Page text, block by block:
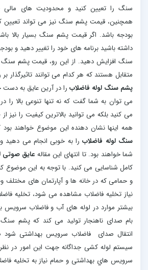
سنگ را تعیین کنید و محدودیت های مالی
همچنین، قیمت پشم سنگ نیز می تواند تعیین
بودجه باشد. اگر قیمت پشم سنگ بسیار بالا
داشته باشید برنامه های خود را تغییر دهید و
سنگ افزایش دهید. از این رو، قیمت پشم سنگ
متقابل هستند که هر کدام می توانند تاثیرگذار
پشم سنگ لوله فاضلاب را در آرین عایق به دست
می توان به شما گفت که نه تنها تنوعی بالا
می کنید بلکه می توانید بالاترین کیفیت را نیز
همه اینها نشان دهنده این موضوع خواهند بود
سنگ لوله فاضلاب را به خوبی انجام می دهید و
شما خواهند بود. تا انتهای این مقاله عایق صوتی
کامل شناسایی می کنید. با توجه به این
و حمامی که در خانه ها و آپارتمان های مختلف
نیاز تخلیه فاضلاب مشاهده می شود، تخلیه
بیشتر موارد در لوله های آب و فاضلاب
بام صدای ناهنجار تولید می کند که پشم سنگ
انتقال صدای فاضلاب سرویس بهداشتی شود
سیستم لوله کشی جداگانه جهت این امور در
سرویس هاي بهداشتی و حمام نیاز به تخلیه